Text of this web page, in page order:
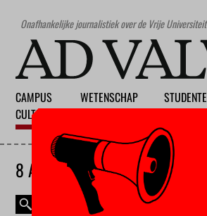
Onafhankelijke journalistiek over de Vrije
CAMPUS
CULTUUR
WETENSCHAP
8 AUGUSTUS 2026